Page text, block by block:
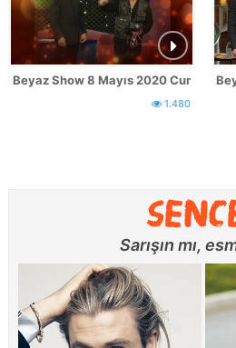
Beyaz Show 8 Mayıs 2020 Cuma
1.480
Sarışın mı,